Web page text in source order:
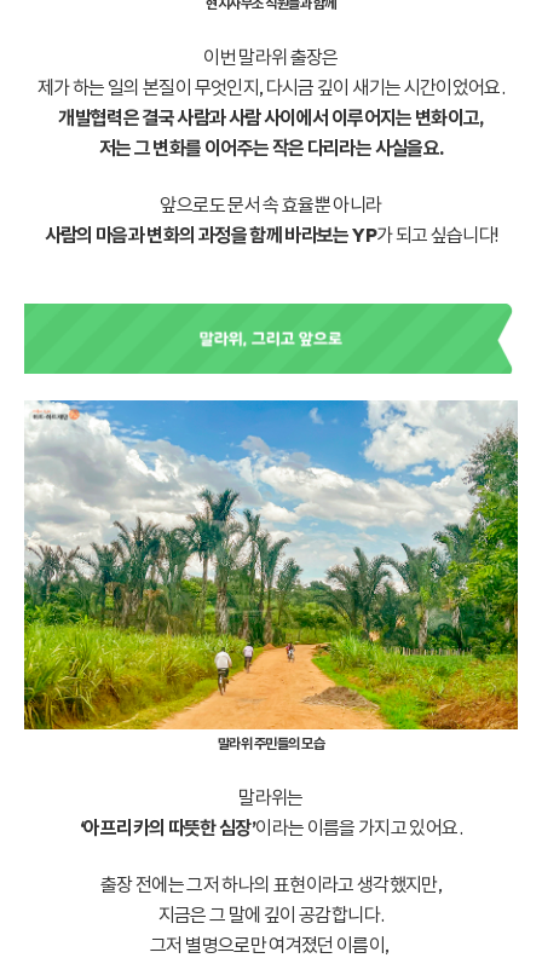
이번 말라위 출장은
제가 하는 일의 본질이 무엇인지, 다시금 깊이 새기는 시간이었어요.
개발협력은 결국 사람과 사람 사이에서 이루어지는 변화이고,
저는 그 변화를 이어주는 작은 다리라는 사실을요.
앞으로도 문서 속 효율뿐 아니라
사람의 마음과 변화의 과정을 함께 바라보는 YP가 되고 싶습니다!
말라위 주민들의 모습
말라위는
‘아프리카의 따뜻한 심장’이라는 이름을 가지고 있어요.
출장 전에는 그저 하나의 표현이라고 생각했지만,
지금은 그 말에 깊이 공감합니다.
그저 별명으로만 여겨졌던 이름이,